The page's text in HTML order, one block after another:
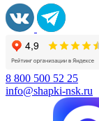
8 800 500 52 25
info@shapki-nsk.ru